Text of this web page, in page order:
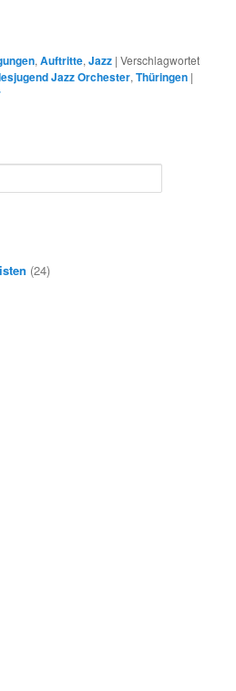
,Auftritte,Jazz |Verschlagwortet
Jazz Orchester,Thüringen |
(24)